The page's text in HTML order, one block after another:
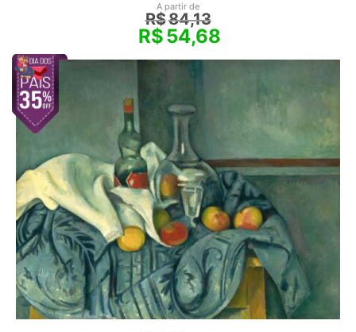
A partir de
R$84,13
R$54,68